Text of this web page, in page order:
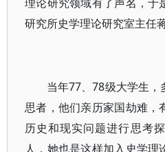
研究所史学理论研究室主任
当年77、78级大学生
思者，他们亲历家国劫难，
历史和现实问题进行思考
人，她也是这样加入史学理